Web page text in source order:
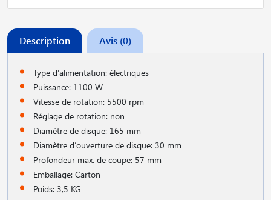
Description Avis (0)
Type d′alimentation: électriques
Puissance: 1100 W
Vitesse de rotation: 5500 rpm
Réglage de rotation: non
Diamètre de disque: 165 mm
Diamètre d′ouverture de disque: 30 mm
Profondeur max. de coupe: 57 mm
Emballage: Carton
Poids: 3,5 KG